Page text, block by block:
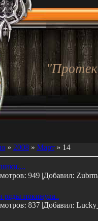
» 2008 » Март » 14
949 |Добавил:
ряды покинула..
837 |Добавил: